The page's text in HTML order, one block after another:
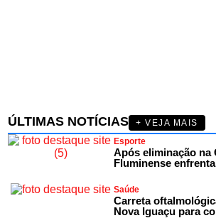
ÚLTIMAS NOTÍCIAS
+ VEJA MAIS
Esporte
Após eliminação na
Fluminense
Saúde
Carreta
Nova Iguaçu para